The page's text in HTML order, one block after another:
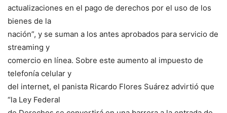
actualizaciones en el pago de derechos por el uso de los
bienes de la
nación”, y se suman a los antes aprobados para servicio de
streaming y
comercio en línea. Sobre este aumento al impuesto de
telefonía celular y
del internet, el panista Ricardo Flores Suárez advirtió que
“la Ley Federal